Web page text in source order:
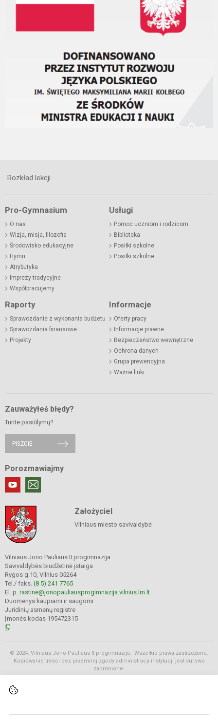
Rozkład lekcji
Pro-Gymnasium
O nas
Wizja, misja, filozofia
Środowisko edukacyjne
Hymn
Atrybutyka
Imprezy tradycyjne
Współpracujemy
Usługi
Pomoc uczniom i rodzicom
Biblioteka
Posiłki szkolne
Posiłki szkolne
Raporty
Sprawozdanie z wykonania budżetu
Sprawozdania finansowe
Projekty
Informacje
Oferty pracy
Informacje prawne
Bezpieczeństwo wewnętrzne
Ochrona danych
Grupa prewencyjna
Ważne linki
Zauważyłeś błędy?
Turite pasiūlymų?
PISZCIE
Porozmawiajmy
Założyciel
Vilniaus miesto savivaldybė
Vilniaus Jono Pauliaus II progimnazija
Savivaldybės biudžetinė įstaiga
Rygos g.10, Vilnius 05264
Tel./ faks. (8 5) 241 7765
El. p. rastine@jonopauliausprogimnazija.vilnius.lm.lt
Duomenys kaupiami ir saugomi
Juridinių asmenų registre
Įmonės kodas 195472315
© 2024. Vilniaus Jono Pauliaus II progimnazija. Wszelkie prawa zastrzeżone.
Kopiowanie treści bez pisemnej zgody administracji instytucji jest surowo
zabronione.